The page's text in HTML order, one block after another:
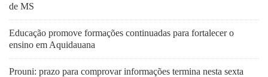
de MS
Educação promove formações continuadas para fortalecer o
ensino em Aquidauana
Prouni: prazo para comprovar informações termina nesta sexta